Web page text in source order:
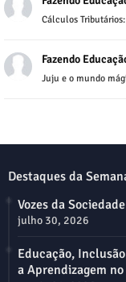
Cálculos
Fazendo
Juju e o mundo
Destaques da
Vozes da
julho 30, 2026
Educação,
a Aprendizagem